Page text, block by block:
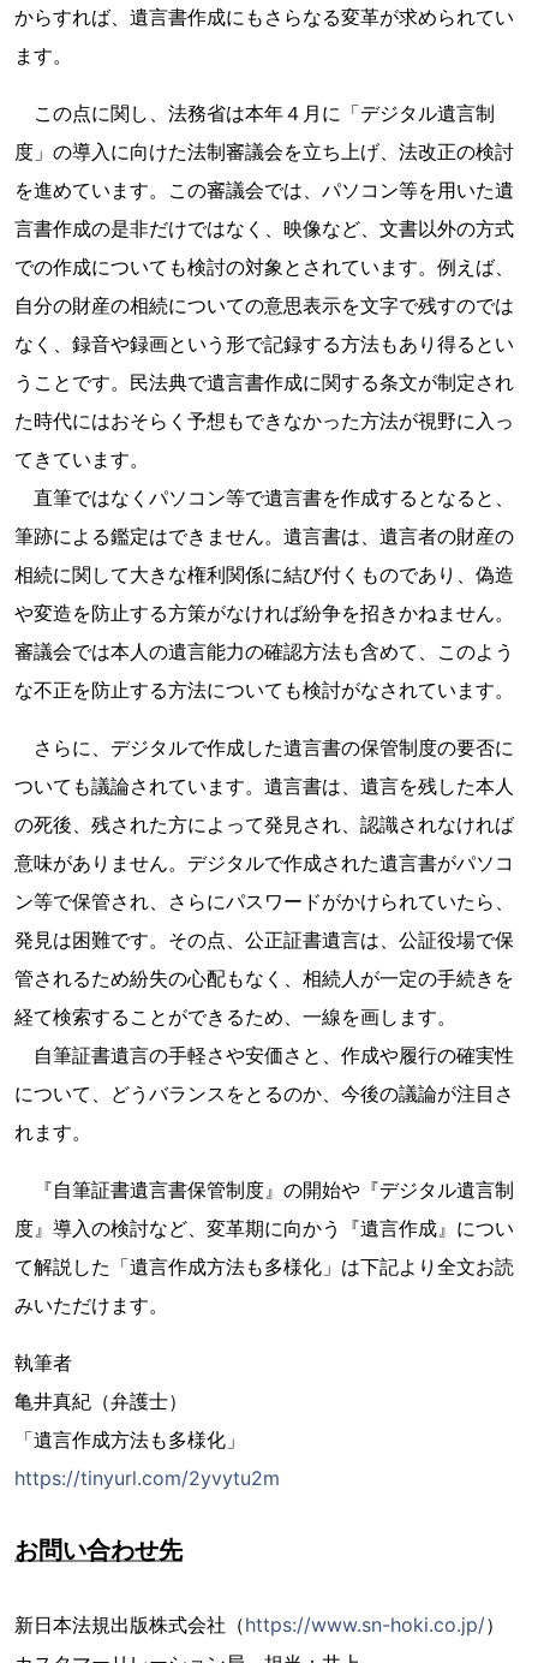
からすれば、遺言書作成にもさらなる変革が求められてい
ます。
この点に関し、法務省は本年４月に「デジタル遺言制
度」の導入に向けた法制審議会を立ち上げ、法改正の検討
を進めています。この審議会では、パソコン等を用いた遺
言書作成の是非だけではなく、映像など、文書以外の方式
での作成についても検討の対象とされています。例えば、
自分の財産の相続についての意思表示を文字で残すのでは
なく、録音や録画という形で記録する方法もあり得るとい
うことです。民法典で遺言書作成に関する条文が制定され
た時代にはおそらく予想もできなかった方法が視野に入っ
てきています。
直筆ではなくパソコン等で遺言書を作成するとなると、
筆跡による鑑定はできません。遺言書は、遺言者の財産の
相続に関して大きな権利関係に結び付くものであり、偽造
や変造を防止する方策がなければ紛争を招きかねません。
審議会では本人の遺言能力の確認方法も含めて、このよう
な不正を防止する方法についても検討がなされています。
さらに、デジタルで作成した遺言書の保管制度の要否に
ついても議論されています。遺言書は、遺言を残した本人
の死後、残された方によって発見され、認識されなければ
意味がありません。デジタルで作成された遺言書がパソコ
ン等で保管され、さらにパスワードがかけられていたら、
発見は困難です。その点、公正証書遺言は、公証役場で保
管されるため紛失の心配もなく、相続人が一定の手続きを
経て検索することができるため、一線を画します。
自筆証書遺言の手軽さや安価さと、作成や履行の確実性
について、どうバランスをとるのか、今後の議論が注目さ
れます。
『自筆証書遺言書保管制度』の開始や『デジタル遺言制
度』導入の検討など、変革期に向かう『遺言作成』につい
て解説した「遺言作成方法も多様化」は下記より全文お読
みいただけます。
執筆者
亀井真紀（弁護士）
「遺言作成方法も多様化」
https://tinyurl.com/2yvytu2m
お問い合わせ先
新日本法規出版株式会社（https://www.sn-hoki.co.jp/）